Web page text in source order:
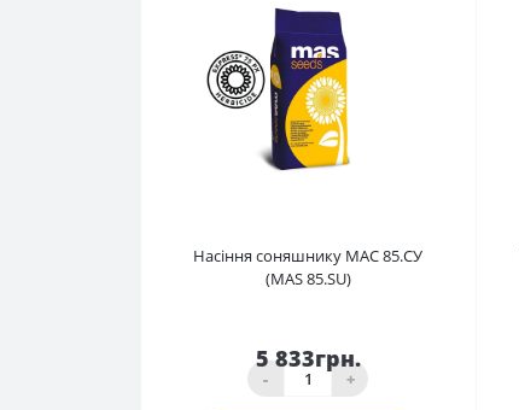
Насіння соняшнику МАС 85.СУ
(MAS 85.SU)
5 833грн.
- +